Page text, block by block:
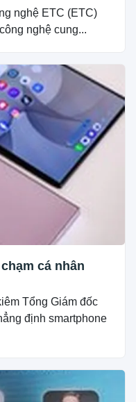
nghệ ETC (ETC)
nghệ cung...
cá nhân
Tổng Giám đốc
định smartphone